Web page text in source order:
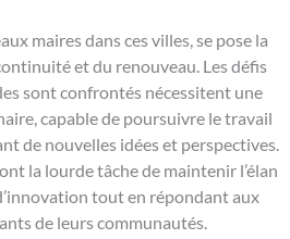
maires dans ces villes, se pose la
et du renouveau. Les défis
sont confrontés nécessitent une
capable de poursuivre le travail
de nouvelles idées et perspectives.
la lourde tâche de maintenir l’élan
tout en répondant aux
de leurs communautés.